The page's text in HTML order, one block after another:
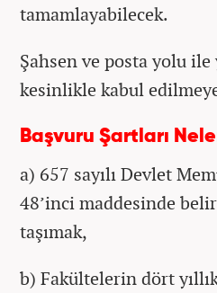
tamamlayabilecek.
Şahsen ve posta yolu
kesinlikle kabul
Başvuru Şartları
a) 657 sayılı Devlet
48’inci maddesinde
taşımak,
b) Fakültelerin dört